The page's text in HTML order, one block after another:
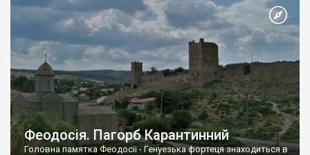
Феодосія. Пагорб Карантинний
Головна памятка Феодосії - Генуезька фортеця знаходиться в